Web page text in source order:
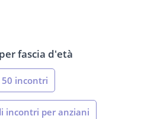
fascia d'età
incontri
incontri per anziani